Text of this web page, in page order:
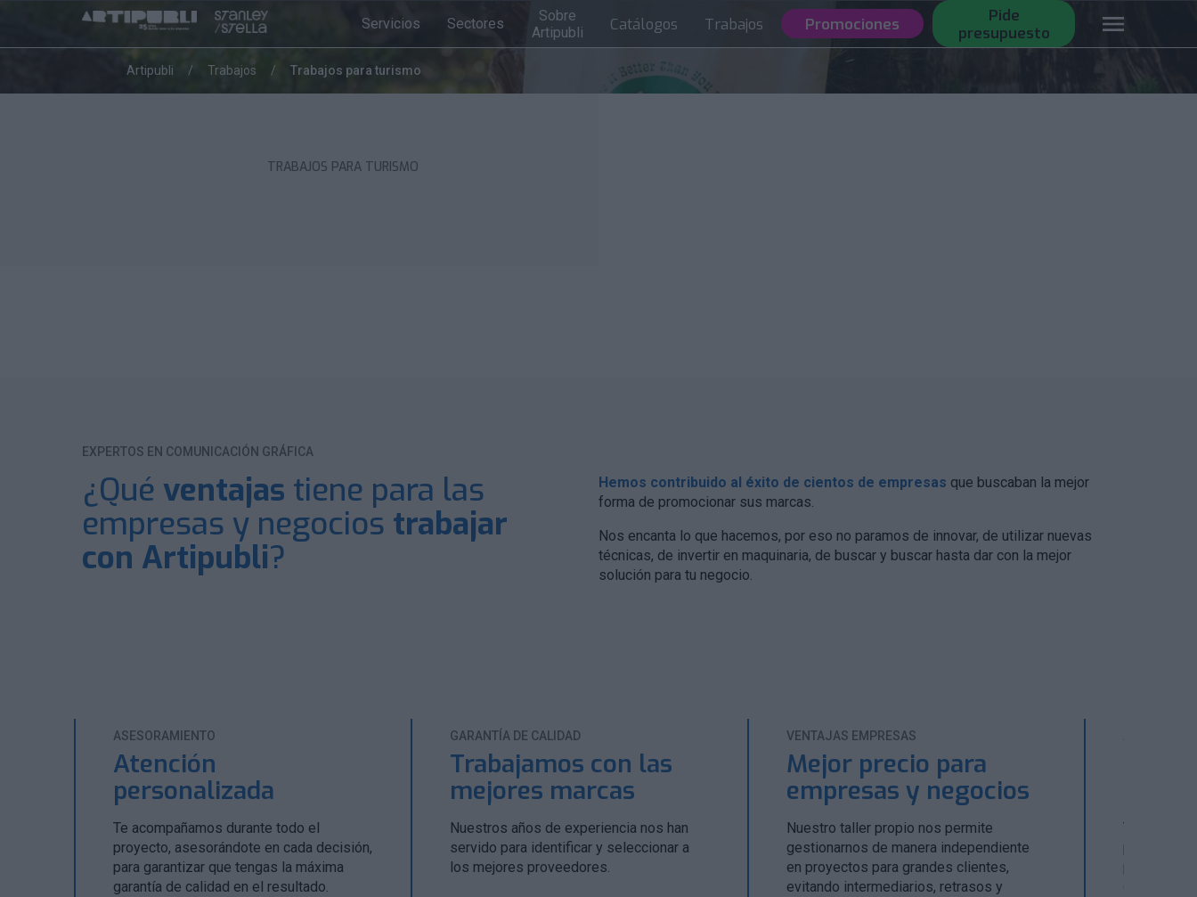
Servicios Sectores
Sobre
Artipubli
Catálogos Trabajos Promociones
Pide
presupuesto
Artipubli Trabajos Trabajos para turismo
TRABAJOS PARA TURISMO
EXPERTOS EN COMUNICACIÓN GRÁFICA
¿Qué ventajas tiene para las
empresas y negocios trabajar
con Artipubli?
Hemos contribuido al éxito de cientos de empresas que buscaban la mejor
forma de promocionar sus marcas.
Nos encanta lo que hacemos, por eso no paramos de innovar, de utilizar nuevas
técnicas, de invertir en maquinaria, de buscar y buscar hasta dar con la mejor
solución para tu negocio.
ASESORAMIENTO
Atención
personalizada
Te acompañamos durante todo el
proyecto, asesorándote en cada decisión,
para garantizar que tengas la máxima
garantía de calidad en el resultado.
GARANTÍA DE CALIDAD
Trabajamos con las
mejores marcas
Nuestros años de experiencia nos han
servido para identificar y seleccionar a
los mejores proveedores.
VENTAJAS EMPRESAS
Mejor precio para
empresas y negocios
Nuestro taller propio nos permite
gestionarnos de manera independiente
en proyectos para grandes clientes,
evitando intermediarios, retrasos y
Te